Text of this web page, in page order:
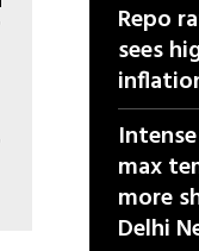
Repo
sees
max
more
Delhi